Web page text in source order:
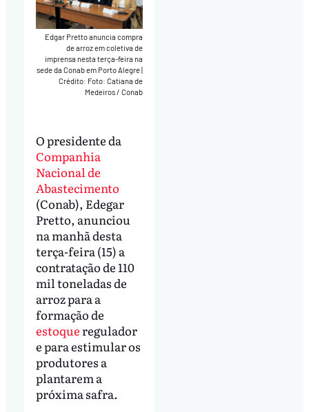
Edgar Pretto anuncia compra
de arroz em coletiva de
imprensa nesta terça-feira na
sede da Conab em Porto Alegre|
Crédito: Foto: Catiana de
Medeiros / Conab
O presidente da
Companhia
Nacional de
Abastecimento
(Conab), Edegar
Pretto, anunciou
na manhã desta
terça-feira (15) a
contratação de 110
mil toneladas de
arroz para a
formação de
estoque regulador
e para estimular os
produtores a
plantarem a
próxima safra.